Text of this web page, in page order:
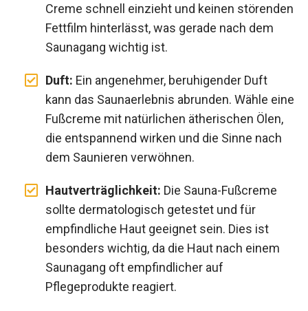
Creme schnell einzieht und keinen störenden
Fettfilm hinterlässt, was gerade nach dem
Saunagang wichtig ist.
Duft: Ein angenehmer, beruhigender Duft
kann das Saunaerlebnis abrunden. Wähle eine
Fußcreme mit natürlichen ätherischen Ölen,
die entspannend wirken und die Sinne nach
dem Saunieren verwöhnen.
Hautverträglichkeit: Die Sauna-Fußcreme
sollte dermatologisch getestet und für
empfindliche Haut geeignet sein. Dies ist
besonders wichtig, da die Haut nach einem
Saunagang oft empfindlicher auf
Pflegeprodukte reagiert.